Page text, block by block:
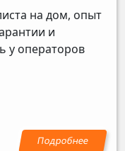
на дом, опыт
и
у операторов